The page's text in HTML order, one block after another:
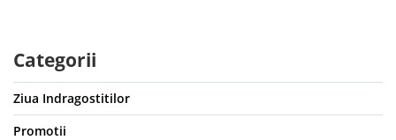
Categorii
Ziua Indragostitilor
Promotii